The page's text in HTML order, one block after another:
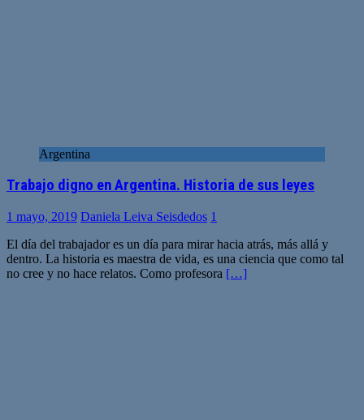
Argentina
Trabajo digno en Argentina. Historia de sus leyes
1 mayo, 2019 Daniela Leiva Seisdedos 1
El día del trabajador es un día para mirar hacia atrás, más allá y
dentro. La historia es maestra de vida, es una ciencia que como tal
no cree y no hace relatos. Como profesora […]